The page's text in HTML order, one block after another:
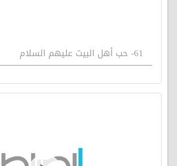
61- حب أهل البيت عليهم السلام